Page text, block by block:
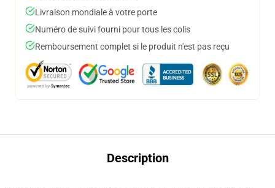
Livraison mondiale à votre porte
Numéro de suivi fourni pour tous les colis
Remboursement complet si le produit n'est pas reçu
Description